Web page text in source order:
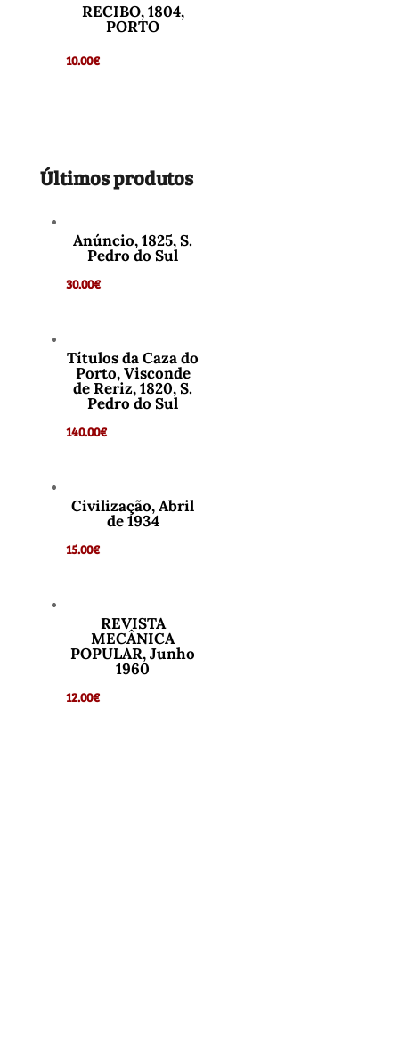
RECIBO, 1804,
PORTO
10.00€
Últimos produtos
Anúncio, 1825, S.
Pedro do Sul
30.00€
Títulos da Caza do
Porto, Visconde
de Reriz, 1820, S.
Pedro do Sul
140.00€
Civilização, Abril
de 1934
15.00€
REVISTA
MECÂNICA
POPULAR, Junho
1960
12.00€